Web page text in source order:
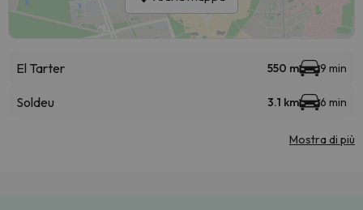
El Tarter 550 m 9 min
Soldeu 3.1 km 6 min
Mostra di più